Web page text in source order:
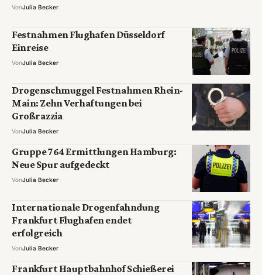
VonJulia Becker
Festnahmen Flughafen Düsseldorf
Einreise
VonJulia Becker
Drogenschmuggel Festnahmen Rhein-
Main: Zehn Verhaftungen bei
Großrazzia
VonJulia Becker
Gruppe 764 Ermittlungen Hamburg:
Neue Spur aufgedeckt
VonJulia Becker
Internationale Drogenfahndung
Frankfurt Flughafen endet
erfolgreich
VonJulia Becker
Frankfurt Hauptbahnhof Schießerei